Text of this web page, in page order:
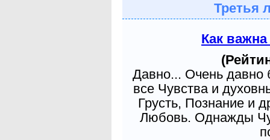
Третья
Как
Давно... Очень давно
все Чувства и
Грусть, Познание и
Любовь. Однажды